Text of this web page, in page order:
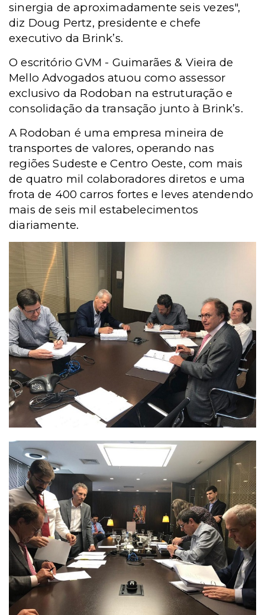
sinergia de aproximadamente seis vezes",
diz Doug Pertz, presidente e chefe
executivo da Brink’s.
O escritório GVM - Guimarães & Vieira de
Mello Advogados atuou como assessor
exclusivo da Rodoban na estruturação e
consolidação da transação junto à Brink’s.
A Rodoban é uma empresa mineira de
transportes de valores, operando nas
regiões Sudeste e Centro Oeste, com mais
de quatro mil colaboradores diretos e uma
frota de 400 carros fortes e leves atendendo
mais de seis mil estabelecimentos
diariamente.